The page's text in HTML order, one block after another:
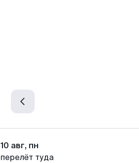
10 авг, пн
перелёт туда